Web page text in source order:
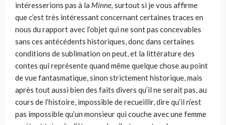
intéresserions pas à la Minne, surtout si je vous affirme
que c’est très inté­ressant concernant certaines traces en
nous du rapport avec l’objet qui ne sont pas concevables
sans ces antécédents historiques, donc dans cer­taines
conditions de sublimation on peut, et la littérature des
contes qui représente quand même quelque chose au point
de vue fantasmatique, sinon strictement historique, mais
après tout aussi bien des faits divers qu’il ne serait pas, au
cours de l’histoire, impossible de recueillir, dire qu’il n’est
pas impossible qu’un monsieur qui couche avec une femme